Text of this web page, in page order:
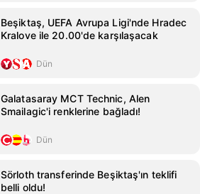
Beşiktaş, UEFA Avrupa Ligi'nde Hradec
Kralove ile 20.00'de karşılaşacak
Dün
Galatasaray MCT Technic, Alen
Smailagic'i renklerine bağladı!
Dün
Sörloth transferinde Beşiktaş'ın teklifi
belli oldu!